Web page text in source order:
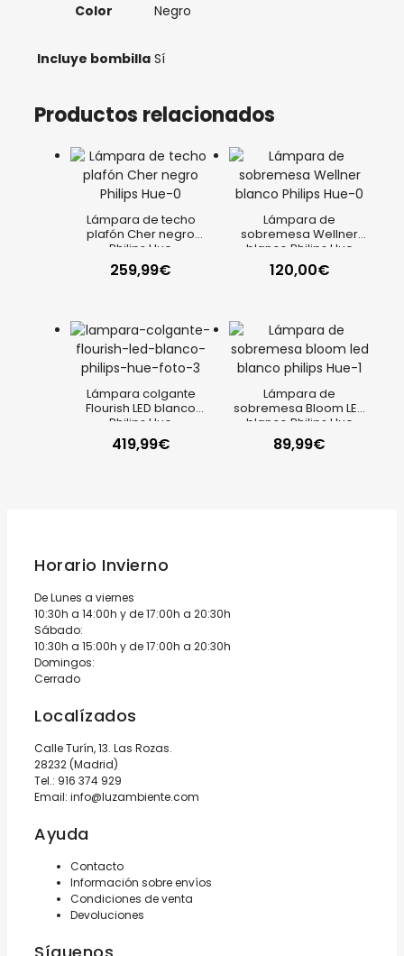
Color Negro
Incluye bombilla Sí
Productos relacionados
Lámpara de techo
plafón Cher negro
Philips Hue
259,99€
Lámpara de
sobremesa Wellner
blanco Philips Hue
120,00€
Lámpara colgante
Flourish LED blanco
Philips Hue
419,99€
Lámpara de
sobremesa Bloom LED
blanco Philips Hue
89,99€
Horario Invierno
De Lunes a viernes
10:30h a 14:00h y de 17:00h a 20:30h
Sábado:
10:30h a 15:00h y de 17:00h a 20:30h
Domingos:
Cerrado
Localízados
Calle Turín, 13. Las Rozas.
28232 (Madrid)
Tel.: 916 374 929
Email: info@luzambiente.com
Ayuda
Contacto
Información sobre envíos
Condiciones de venta
Devoluciones
Síguenos